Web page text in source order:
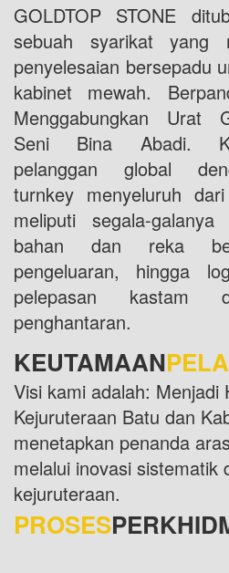
GOLDTOP STONE
sebuah syarikat yang
penyelesaian bersepadu
kabinet mewah.
Menggabungkan Urat
Seni Bina Abadi.
pelanggan global
turnkey menyeluruh
meliputi segala-
bahan dan reka
pengeluaran, hingga
pelepasan kastam
penghantaran.
KEUTAMAAN
Visi kami adalah: Menjadi
Kejuruteraan Batu dan
menetapkan penanda
melalui inovasi sistematik
kejuruteraan.
PROSES